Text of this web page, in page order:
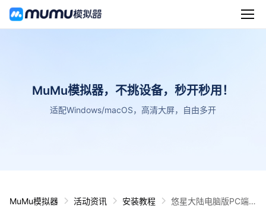
MuMu模拟器，不挑设备，秒开秒用！
适配Windows/macOS，高清大屏，自由多开
MuMu模拟器 活动资讯 安装教程
悠星大陆电脑版PC端